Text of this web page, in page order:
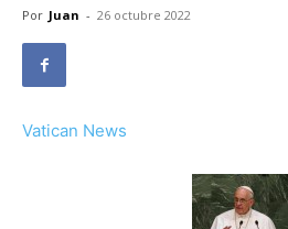
Por Juan - 26 octubre 2022
Vatican News